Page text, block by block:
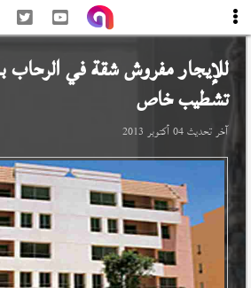
للإيجار مفروش شقة فيالرحاب
تشطيب خاص
آخر تحديث04 أكتوبر 2013